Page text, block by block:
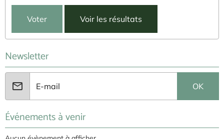
Moyen
Très bien
Voter Voir les résultats